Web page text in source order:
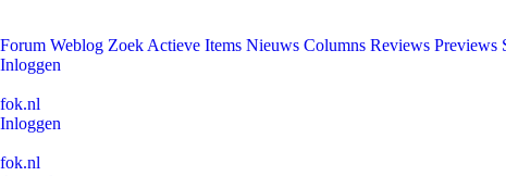
Forum Weblog Zoek Actieve Items Nieuws Columns Reviews Previews
Inloggen
fok.nl
Inloggen
fok.nl